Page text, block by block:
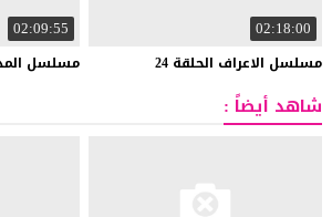
02:18:00
مسلسل الاعراف الحلقة 24
02:09:55
مسلسل
شاهد أيضاً :